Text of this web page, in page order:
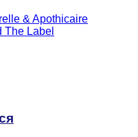
& Apothicaire
The Label